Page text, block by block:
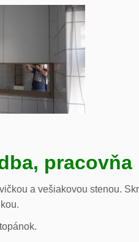
pracovňa
a vešiakovou stenou.